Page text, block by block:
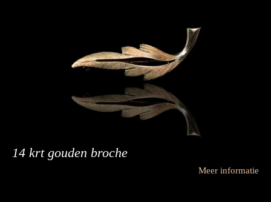
14 krt gouden broche
Meer informatie